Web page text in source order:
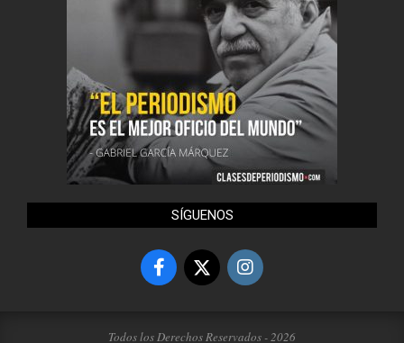
SÍGUENOS
Todos los Derechos Reservados - 2026